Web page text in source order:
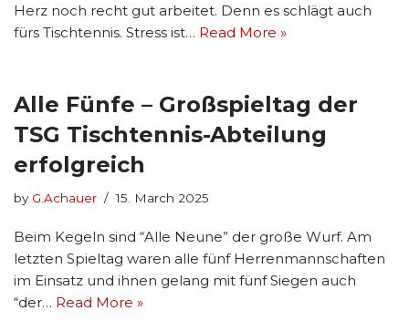
Herz noch recht gut arbeitet. Denn es schlägt auch
fürs Tischtennis. Stress ist… Read More »
Alle Fünfe – Großspieltag der
TSG Tischtennis-Abteilung
erfolgreich
by G.Achauer 15. March 2025
Beim Kegeln sind “Alle Neune” der große Wurf. Am
letzten Spieltag waren alle fünf Herrenmannschaften
im Einsatz und ihnen gelang mit fünf Siegen auch
“der… Read More »